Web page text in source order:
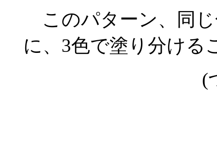
このパターン、同
に、3色で塗り分ける
(